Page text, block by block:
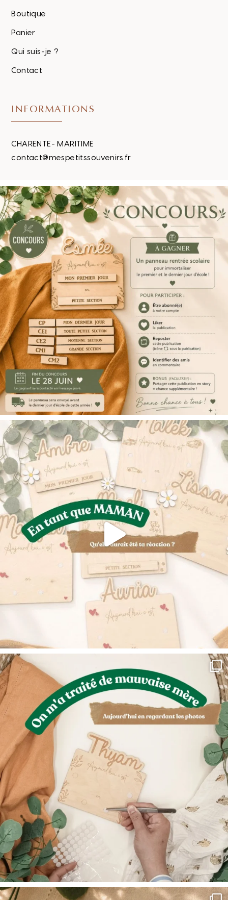
Boutique
Panier
Qui suis-je ?
Contact
INFORMATIONS
CHARENTE- MARITIME
contact@mespetitssouvenirs.fr